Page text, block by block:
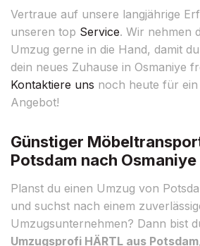
Vertraue auf unsere langjährige
unseren top Service. Wir nehmen
Umzug gerne in die Hand, damit
dein neues Zuhause in Osmaniye
Kontaktiere uns noch heute für
Angebot!
Günstiger
Potsdam nach Osmaniye
Planst du einen Umzug von
und suchst nach einem
Umzugsunternehmen? Dann bist
Umzugsprofi HÄRTL aus Potsdam